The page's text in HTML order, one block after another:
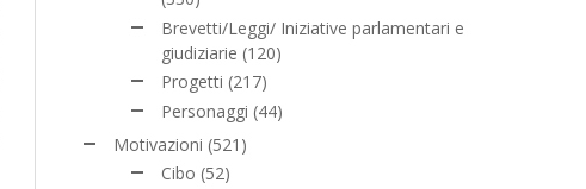
Brevetti/Leggi/ Iniziative parlamentari e
giudiziarie (120)
Progetti (217)
Personaggi (44)
Motivazioni (521)
Cibo (52)